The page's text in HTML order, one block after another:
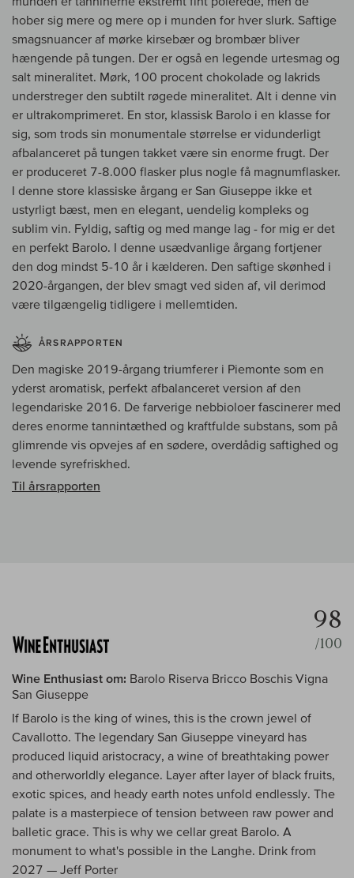
hober sig mere og mere op i munden for hver slurk. Saftige
smagsnuancer af mørke kirsebær og brombær bliver
hængende på tungen. Der er også en legende urtesmag og
salt mineralitet. Mørk, 100 procent chokolade og lakrids
understreger den subtilt røgede mineralitet. Alt i denne vin
er ultrakomprimeret. En stor, klassisk Barolo i en klasse for
sig, som trods sin monumentale størrelse er vidunderligt
afbalanceret på tungen takket være sin enorme frugt. Der
er produceret 7-8.000 flasker plus nogle få magnumflasker.
I denne store klassiske årgang er San Giuseppe ikke et
ustyrligt bæst, men en elegant, uendelig kompleks og
sublim vin. Fyldig, saftig og med mange lag - for mig er det
en perfekt Barolo. I denne usædvanlige årgang fortjener
den dog mindst 5-10 år i kælderen. Den saftige skønhed i
2020-årgangen, der blev smagt ved siden af, vil derimod
være tilgængelig tidligere i mellemtiden.
ÅRSRAPPORTEN
Den magiske 2019-årgang triumferer i Piemonte som en
yderst aromatisk, perfekt afbalanceret version af den
legendariske 2016. De farverige nebbioloer fascinerer med
deres enorme tannintæthed og kraftfulde substans, som på
glimrende vis opvejes af en sødere, overdådig saftighed og
levende syrefriskhed.
Til årsrapporten
98
/100
Wine Enthusiast om: Barolo Riserva Bricco Boschis Vigna
San Giuseppe
If Barolo is the king of wines, this is the crown jewel of
Cavallotto. The legendary San Giuseppe vineyard has
produced liquid aristocracy, a wine of breathtaking power
and otherworldly elegance. Layer after layer of black fruits,
exotic spices, and heady earth notes unfold endlessly. The
palate is a masterpiece of tension between raw power and
balletic grace. This is why we cellar great Barolo. A
monument to what's possible in the Langhe. Drink from
2027 — Jeff Porter